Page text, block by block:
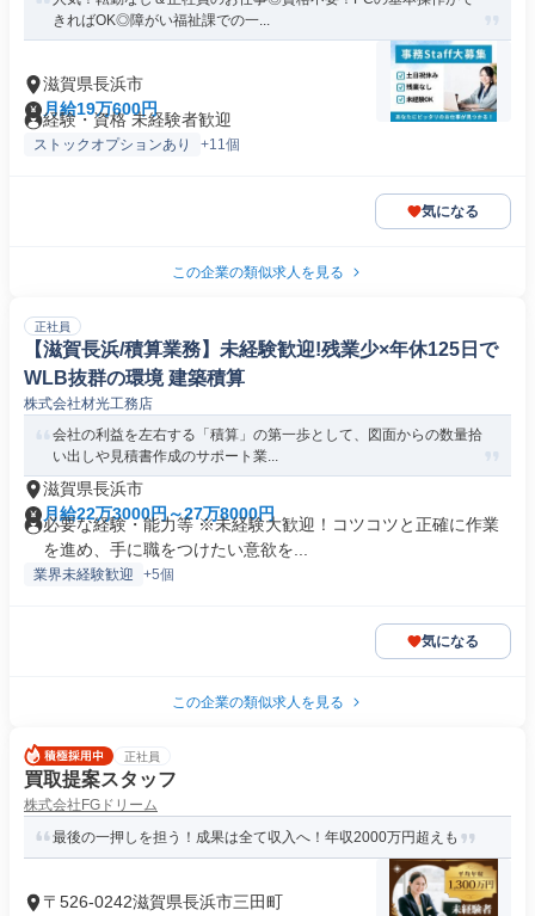
きればOK◎障がい福祉課での一...
滋賀県長浜市
月給19万600円
経験・資格 未経験者歓迎
ストックオプションあり +11個
気になる
この企業の類似求人を見る
正社員
【滋賀長浜/積算業務】未経験歓迎!残業少×年休125日で
WLB抜群の環境 建築積算
株式会社材光工務店
会社の利益を左右する「積算」の第一歩として、図面からの数量拾
い出しや見積書作成のサポート業...
滋賀県長浜市
月給22万3000円～27万8000円
必要な経験・能力等 ※未経験大歓迎！コツコツと正確に作業
を進め、手に職をつけたい意欲を...
業界未経験歓迎 +5個
気になる
この企業の類似求人を見る
正社員
買取提案スタッフ
株式会社FGドリーム
最後の一押しを担う！成果は全て収入へ！年収2000万円超えも
〒526-0242滋賀県長浜市三田町